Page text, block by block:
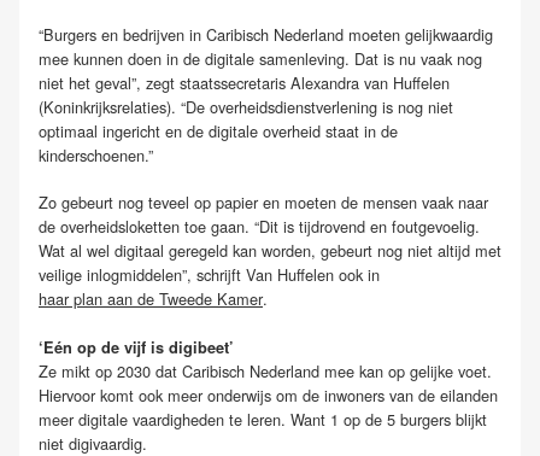
“Burgers en bedrijven in Caribisch Nederland moeten gelijkwaardig
mee kunnen doen in de digitale samenleving. Dat is nu vaak nog
niet het geval”, zegt staatssecretaris Alexandra van Huffelen
(Koninkrijksrelaties). “De overheidsdienstverlening is nog niet
optimaal ingericht en de digitale overheid staat in de
kinderschoenen.”
Zo gebeurt nog teveel op papier en moeten de mensen vaak naar
de overheidsloketten toe gaan. “Dit is tijdrovend en foutgevoelig.
Wat al wel digitaal geregeld kan worden, gebeurt nog niet altijd met
veilige inlogmiddelen”, schrijft Van Huffelen ook in
haar plan aan de Tweede Kamer.
‘Eén op de vijf is digibeet’
Ze mikt op 2030 dat Caribisch Nederland mee kan op gelijke voet.
Hiervoor komt ook meer onderwijs om de inwoners van de eilanden
meer digitale vaardigheden te leren. Want 1 op de 5 burgers blijkt
niet digivaardig.